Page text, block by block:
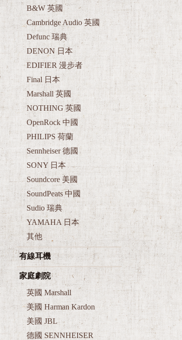
B&W 英國
Cambridge Audio 英國
Defunc 瑞典
DENON 日本
EDIFIER 漫步者
Final 日本
Marshall 英國
NOTHING 英國
OpenRock 中國
PHILIPS 荷蘭
Sennheiser 德國
SONY 日本
Soundcore 美國
SoundPeats 中國
Sudio 瑞典
YAMAHA 日本
其他
有線耳機
家庭劇院
英國 Marshall
美國 Harman Kardon
美國 JBL
德國 SENNHEISER